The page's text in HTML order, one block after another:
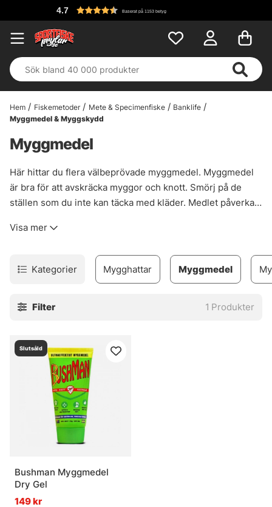
4.7 Baserat på 1153 betyg
Hem Fiskemetoder Mete & Specimenfiske
Banklife
Myggmedel & Myggskydd
Myggmedel
Här hittar du flera välbeprövade myggmedel. Myggmedel
är bra för att avskräcka myggor och knott. Smörj på de
ställen som du inte kan täcka med kläder. Medlet påverkar
Detta gör att de inte hittar dig och letar upp ett annat byte.
barn, följ alltid anvisningarna på förpackningen. De flesta
myggmedel minskar även risken för fästingbett.
Visa mer
Kategorier Mygghattar Myggmedel
Filter 1 Produkter
Slutsåld
Bushman Myggmedel
Dry Gel
149 kr